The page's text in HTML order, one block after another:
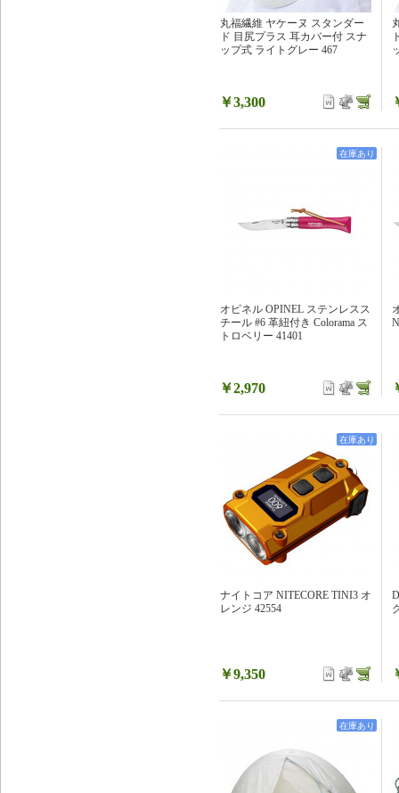
丸福繊維 ヤケーヌ スタンダー
ド 目尻プラス 耳カバー付 スナ
ップ式 ライトグレー 467
￥3,300
オピネル OPINEL ステンレスス
チール #6 革紐付き Colorama ス
トロベリー 41401
￥2,970
在庫あり
ナイトコア NITECORE TINI3 オ
レンジ 42554
￥9,350
在庫あり
在庫あり